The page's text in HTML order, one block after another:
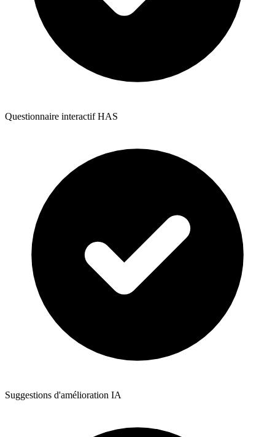
Questionnaire interactif HAS
Suggestions d'amélioration IA